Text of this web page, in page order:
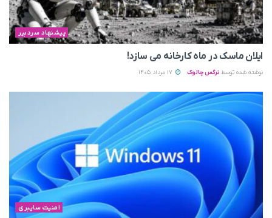
پیشنهاد سردبیر
ایلان ماسک در ماه کارخانه می سازد!
نوشته شده توسط نرگس چالوک
امنیت سایبری